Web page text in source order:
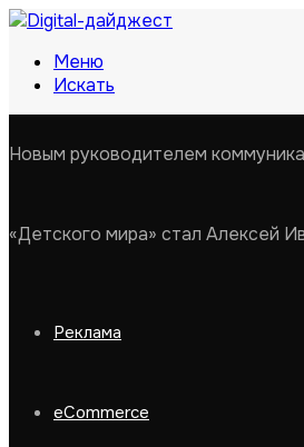
Меню
Искать
Новым руководителем
«Детского мира» стал Алексей
Реклама
eCommerce